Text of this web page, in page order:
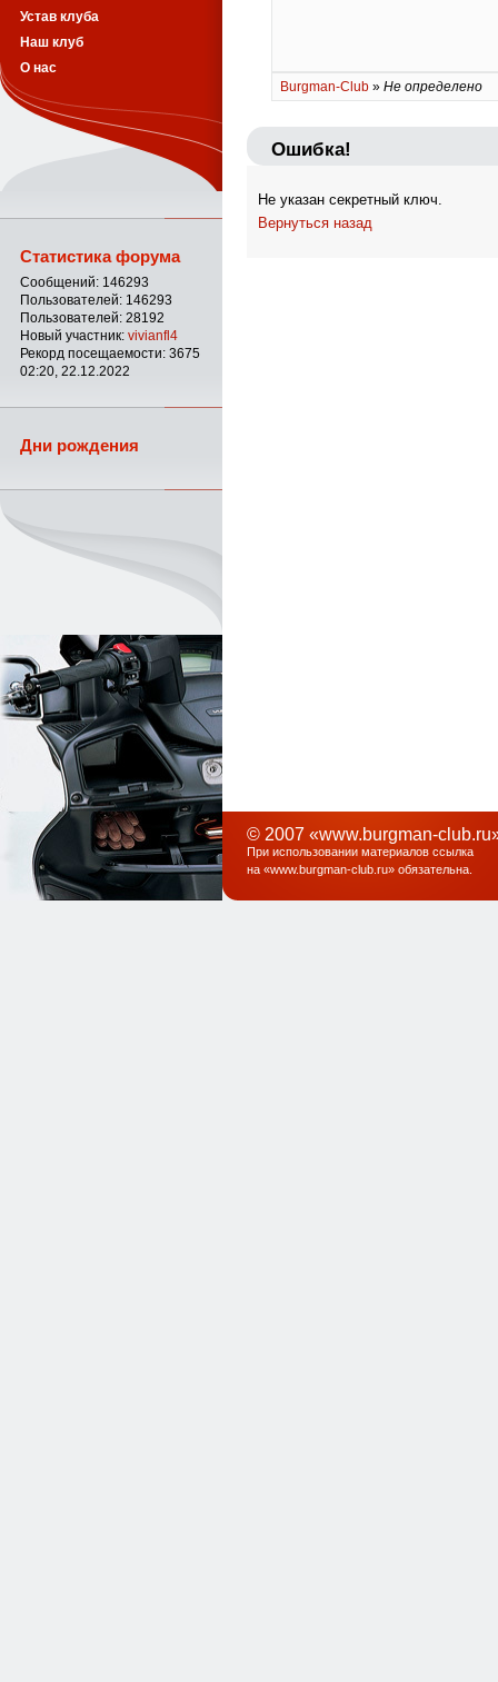
Burgman-Club » Не определено
Ошибка!
Не указан секретный ключ.
Вернуться назад
Устав клуба
Наш клуб
О нас
Статистика форума
Сообщений: 146293
Пользователей: 146293
Пользователей: 28192
Новый участник: vivianfl4
Рекорд посещаемости: 3675
02:20, 22.12.2022
Дни рождения
© 2007 «www.burgman-
При использовании материалов ссылка
на «www.burgman-club.ru» обязательна